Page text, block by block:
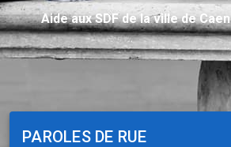
Aide aux SDF de la ville de Caen
PAROLES DE RUE